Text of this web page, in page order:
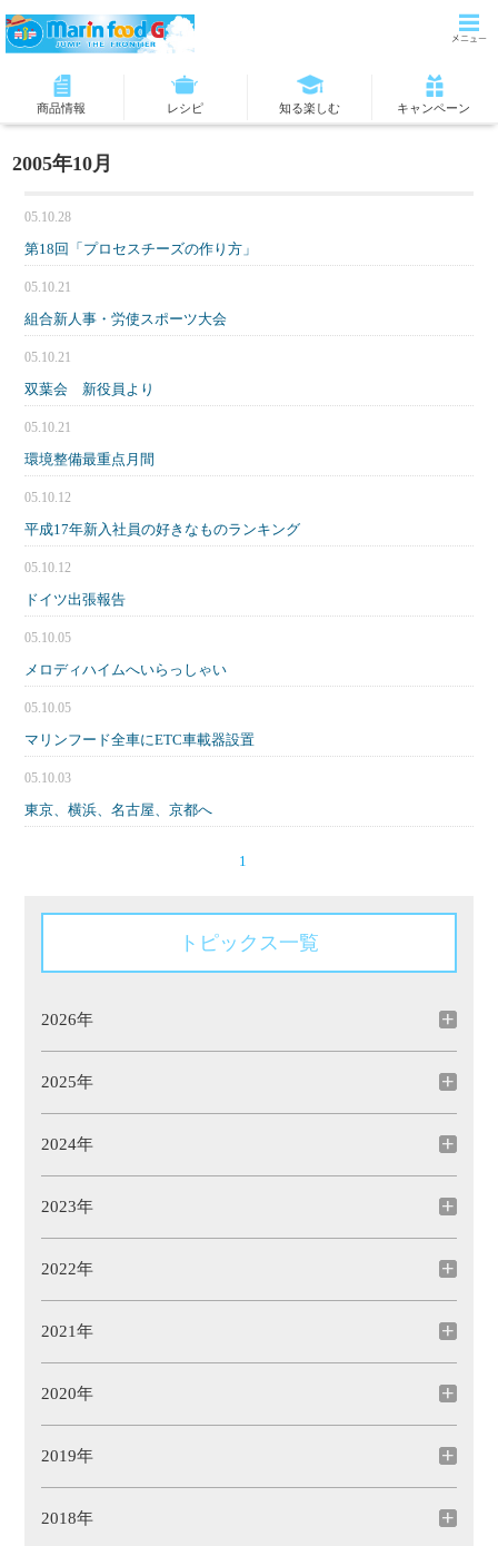
商品情報 レシピ 知る楽しむ キャンペーン
2005年10月
05.10.28
第18回「プロセスチーズの作り方」
05.10.21
組合新人事・労使スポーツ大会
05.10.21
双葉会 新役員より
05.10.21
環境整備最重点月間
05.10.12
平成17年新入社員の好きなものランキング
05.10.12
ドイツ出張報告
05.10.05
メロディハイムへいらっしゃい
05.10.05
マリンフード全車にETC車載器設置
05.10.03
東京、横浜、名古屋、京都へ
1
トピックス一覧
2026年
2025年
2024年
2023年
2022年
2021年
2020年
2019年
2018年